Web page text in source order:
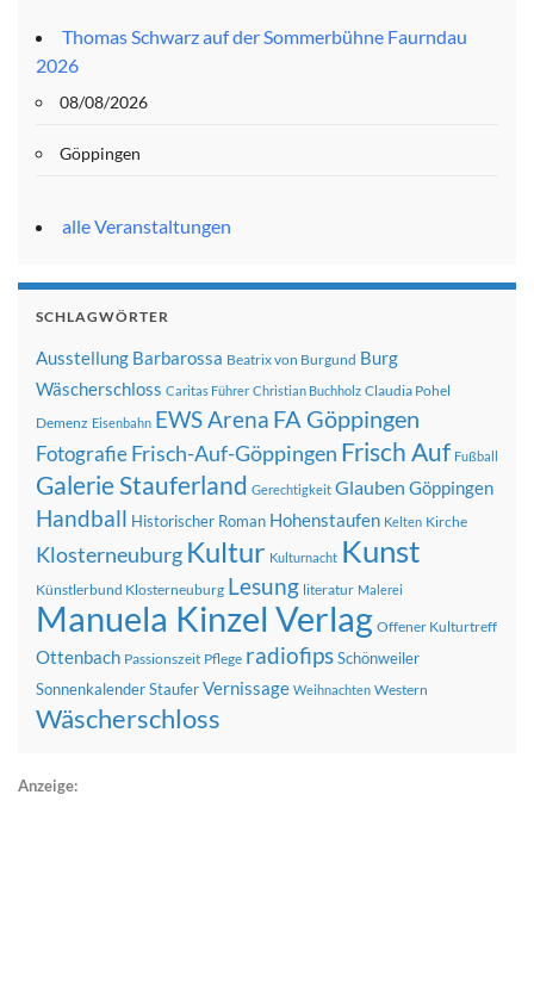
Thomas Schwarz auf der Sommerbühne Faurndau
2026
08/08/2026
Göppingen
alle Veranstaltungen
SCHLAGWÖRTER
Ausstellung Barbarossa Beatrix von Burgund Burg
Wäscherschloss Caritas Führer Christian Buchholz Claudia Pohel
Demenz Eisenbahn EWS Arena FA Göppingen
FotografieFrisch-Auf-Göppingen Frisch Auf Fußball
Galerie Stauferland Gerechtigkeit Glauben Göppingen
Handball Historischer Roman Hohenstaufen Kelten Kirche
Klosterneuburg Kultur Kulturnacht Kunst
Künstlerbund Klosterneuburg Lesung literatur Malerei
Manuela Kinzel Verlag Offener Kulturtreff
Ottenbach Passionszeit Pflege radiofipsSchönweiler
SonnenkalenderStauferVernissage Weihnachten Western
Wäscherschloss
Anzeige: